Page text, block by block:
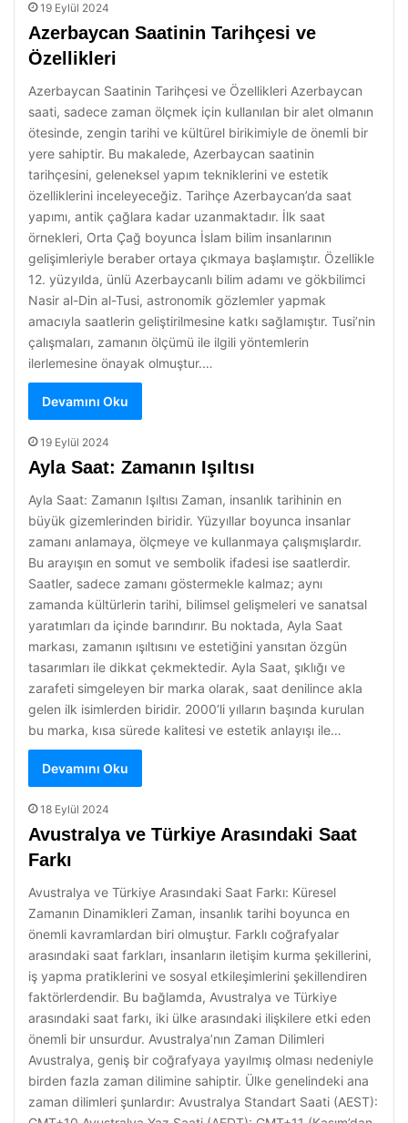
19 Eylül 2024
Azerbaycan Saatinin Tarihçesi ve
Özellikleri
Azerbaycan Saatinin Tarihçesi ve Özellikleri Azerbaycan
saati, sadece zaman ölçmek için kullanılan bir alet olmanın
ötesinde, zengin tarihi ve kültürel birikimiyle de önemli bir
yere sahiptir. Bu makalede, Azerbaycan saatinin
tarihçesini, geleneksel yapım tekniklerini ve estetik
özelliklerini inceleyeceğiz. Tarihçe Azerbaycan’da saat
yapımı, antik çağlara kadar uzanmaktadır. İlk saat
örnekleri, Orta Çağ boyunca İslam bilim insanlarının
gelişimleriyle beraber ortaya çıkmaya başlamıştır. Özellikle
12. yüzyılda, ünlü Azerbaycanlı bilim adamı ve gökbilimci
Nasir al-Din al-Tusi, astronomik gözlemler yapmak
amacıyla saatlerin geliştirilmesine katkı sağlamıştır. Tusi’nin
çalışmaları, zamanın ölçümü ile ilgili yöntemlerin
ilerlemesine önayak olmuştur.…
Devamını Oku
19 Eylül 2024
Ayla Saat: Zamanın Işıltısı
Ayla Saat: Zamanın Işıltısı Zaman, insanlık tarihinin en
büyük gizemlerinden biridir. Yüzyıllar boyunca insanlar
zamanı anlamaya, ölçmeye ve kullanmaya çalışmışlardır.
Bu arayışın en somut ve sembolik ifadesi ise saatlerdir.
Saatler, sadece zamanı göstermekle kalmaz; aynı
zamanda kültürlerin tarihi, bilimsel gelişmeleri ve sanatsal
yaratımları da içinde barındırır. Bu noktada, Ayla Saat
markası, zamanın ışıltısını ve estetiğini yansıtan özgün
tasarımları ile dikkat çekmektedir. Ayla Saat, şıklığı ve
zarafeti simgeleyen bir marka olarak, saat denilince akla
gelen ilk isimlerden biridir. 2000’li yılların başında kurulan
bu marka, kısa sürede kalitesi ve estetik anlayışı ile…
Devamını Oku
18 Eylül 2024
Avustralya ve Türkiye Arasındaki Saat
Farkı
Avustralya ve Türkiye Arasındaki Saat Farkı: Küresel
Zamanın Dinamikleri Zaman, insanlık tarihi boyunca en
önemli kavramlardan biri olmuştur. Farklı coğrafyalar
arasındaki saat farkları, insanların iletişim kurma şekillerini,
iş yapma pratiklerini ve sosyal etkileşimlerini şekillendiren
faktörlerdendir. Bu bağlamda, Avustralya ve Türkiye
arasındaki saat farkı, iki ülke arasındaki ilişkilere etki eden
önemli bir unsurdur. Avustralya’nın Zaman Dilimleri
Avustralya, geniş bir coğrafyaya yayılmış olması nedeniyle
birden fazla zaman dilimine sahiptir. Ülke genelindeki ana
zaman dilimleri şunlardır: Avustralya Standart Saati (AEST):